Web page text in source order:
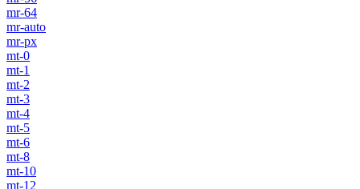
mr-64
mr-auto
mr-px
mt-0
mt-1
mt-2
mt-3
mt-4
mt-5
mt-6
mt-8
mt-10
mt-12